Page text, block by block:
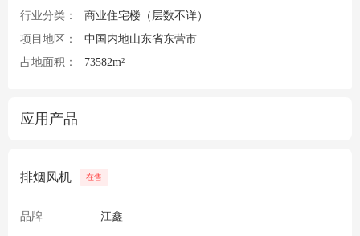
行业分类：
商业住宅楼（层数不详）
项目地区：
中国内地山东省东营市
占地面积：
73582m²
应用产品
排烟风机 在售
品牌 江鑫